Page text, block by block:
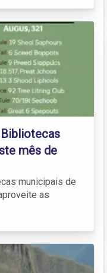
mês de
municipais de
as